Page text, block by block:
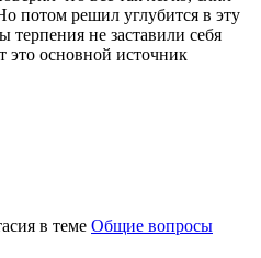
потом решил углубится в эту
терпения не заставили себя
это основной источник
в теме Общие вопросы